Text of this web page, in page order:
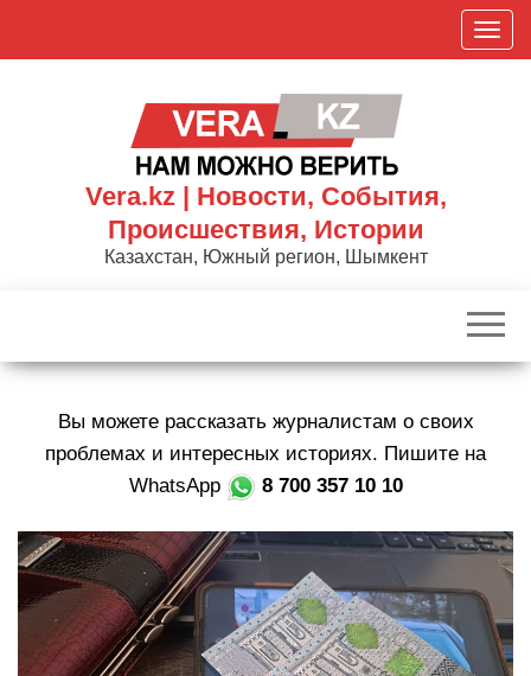
П
о
к
р
в
г
а
Vera.kz | Новости, События,
Происшествия, Истории
Казахстан, Южный регион, Шымкент
Вы можете рассказать журналистам о своих
проблемах и интересных историях. Пишите на
WhatsApp
8 700 357 10 10